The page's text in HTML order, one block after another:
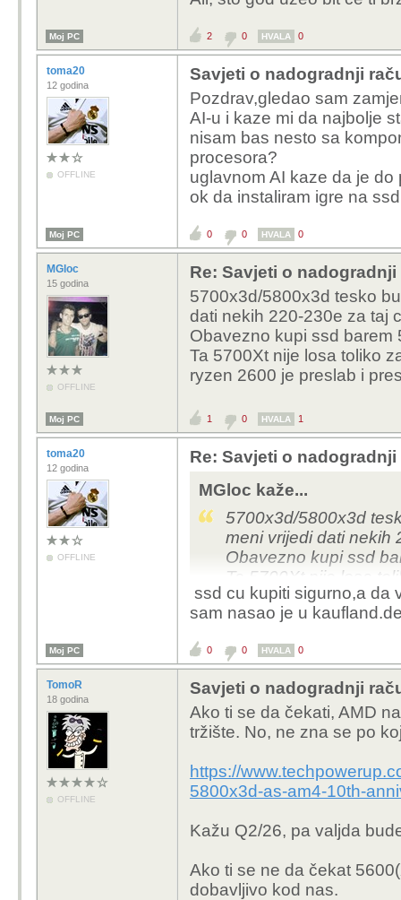
Moj PC 2 0 HVALA 0
toma20
12 godina
OFFLINE
Savjeti o nadogradnji
Pozdrav,gledao sam
AI-u i kaze mi da najbolje
nisam bas nesto sa
procesora?
uglavnom AI kaze da je
ok da instaliram igre na
Moj PC 0 0 HVALA 0
MGloc
15 godina
OFFLINE
Re: Savjeti o
5700x3d/5800x3d tesko
dati nekih 220-230e za taj
Obavezno kupi ssd barem
Ta 5700Xt nije losa toliko
ryzen 2600 je preslab i
Moj PC 1 0 HVALA 1
toma20
12 godina
OFFLINE
Re: Savjeti o
MGloc kaže...
5700x3d/5800x3d
meni vrijedi dati nekih
Obavezno kupi ssd
Ta 5700Xt nije losa
ryzen 2600 je preslab
ssd cu kupiti sigurno,a da
sam nasao je u
Moj PC 0 0 HVALA 0
TomoR
18 godina
OFFLINE
Savjeti o nadogradnji
Ako ti se da čekati, AMD
tržište. No, ne zna se po
https://
5800x3d-as-am4-10th-
Kažu Q2/26, pa valjda
Ako ti se ne da čekat
dobavljivo kod nas.